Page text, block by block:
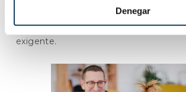
Denegar
por estar pasando un
por falta de motivación o porque
ven preparados para recibir una
exigente.